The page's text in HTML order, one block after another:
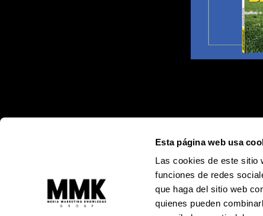
Esta página web usa
Las cookies de este sitio
funciones de redes
que haga del sitio web
quienes pueden